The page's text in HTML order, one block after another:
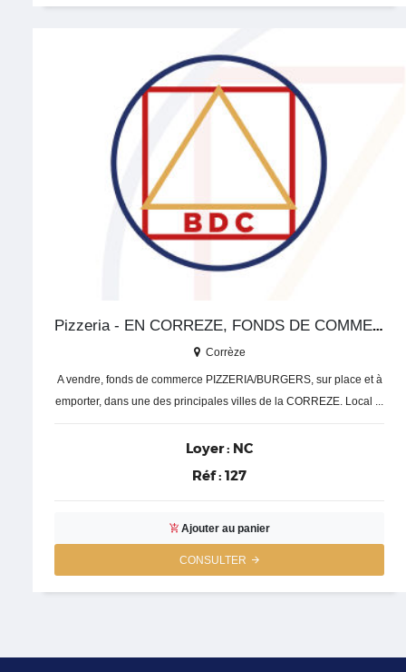
Pizzeria - EN CORREZE, FONDS DE COMMERCE, PIZZERIA-BURGERS SUR PLACE ET A EMPORTER
Corrèze
A vendre, fonds de commerce PIZZERIA/BURGERS, sur place et à
emporter, dans une des principales villes de la CORREZE. Local ...
Loyer : NC
Réf : 127
Ajouter au panier
CONSULTER